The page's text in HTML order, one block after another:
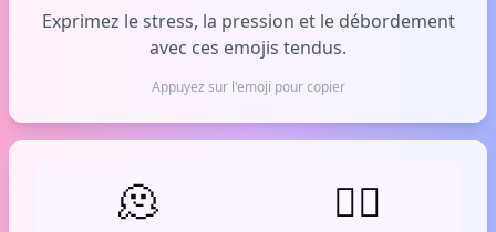
Exprimez le stress, la pression et le débordement
avec ces emojis tendus.
Appuyez sur l'emoji pour copier
🫠 😶‍🌫️